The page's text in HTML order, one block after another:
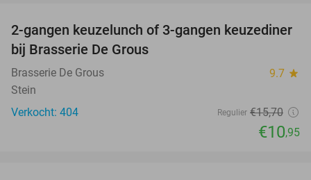
30%
2-gangen keuzelunch of 3-gangen keuzediner
bij Brasserie De Grous
Brasserie De Grous 9.7 star
Stein
Verkocht: 404
Regulier €15,70
€10,95